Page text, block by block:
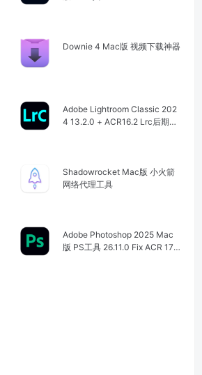
Downie 4 Mac版 视频下载神器
Adobe Lightroom Classic 202
4 13.2.0 + ACR16.2 Lrc后期图
Shadowrocket Mac版 小火箭
网络代理工具
Adobe Photoshop 2025 Mac
版 PS工具 26.11.0 Fix ACR 17.